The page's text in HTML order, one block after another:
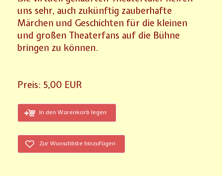
uns sehr, auch zukünftig zauberhafte
Märchen und Geschichten für die kleinen
und großen Theaterfans auf die Bühne
bringen zu können.
Preis: 5,00 EUR
In den Warenkorb legen
Zur Wunschliste hinzufügen